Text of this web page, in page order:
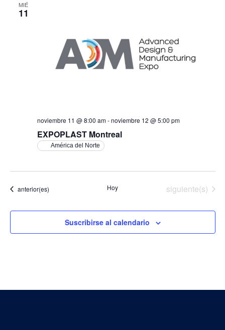
MIÉ
11
EXPOPLAST Montreal
noviembre 11 @ 8:00 am-noviembre 12 @ 5:00 pm
América del Norte
Eventos
anterior(es) Hoy Eventos
siguiente(s)
Suscribirse al calendario